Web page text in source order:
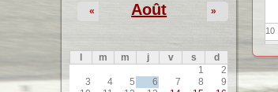
Août
« »
m m j v s
d
1
2
3
4 5 6 7 8
9
10